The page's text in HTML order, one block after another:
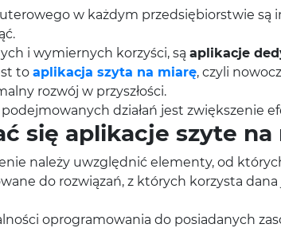
w każdym przedsiębiorstwie są
i wymiernych korzyści, są aplikacje
to aplikacja szyta na miarę, czyli
rozwój w przyszłości.
działań jest zwiększenie
się aplikacje szyte na
należy uwzględnić elementy, od
do rozwiązań, z których korzysta
oprogramowania do posiadanych